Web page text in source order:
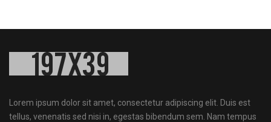
Lorem ipsum dolor sit amet, consectetur adipiscing elit. Duis est
tellus, venenatis sed nisi in, egestas bibendum sem. Nam tempus